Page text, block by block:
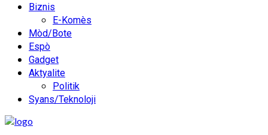
Biznis
E-Komès
Mòd/Bote
Espò
Gadget
Aktyalite
Politik
Syans/Teknoloji